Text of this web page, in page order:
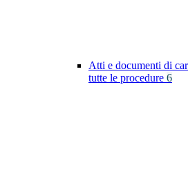
Atti e documenti di
tutte le procedure 6